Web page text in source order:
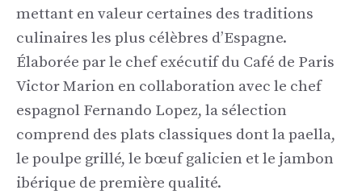
mettant en valeur certaines des traditions
culinaires les plus célèbres d’Espagne.
Élaborée par le chef exécutif du Café de Paris
Victor Marion en collaboration avec le chef
espagnol Fernando Lopez, la sélection
comprend des plats classiques dont la paella,
le poulpe grillé, le bœuf galicien et le jambon
ibérique de première qualité.